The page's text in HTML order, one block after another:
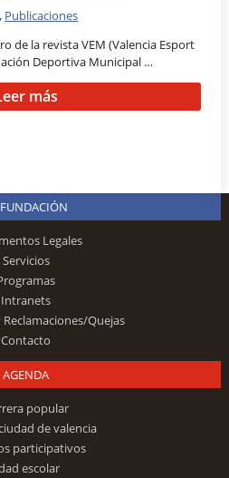
, Publicaciones
de la revista VEM (Valencia Esport
Deportiva Municipal …
más
Legales
Servicios
Intranets
Reclamaciones/Quejas
Contacto
AGENDA
popular
de valencia
participativos
escolar